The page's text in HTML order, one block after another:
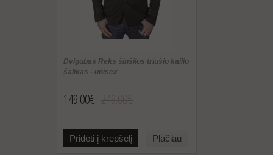
Dvigubas Reks šinšilos triušio kailio
šalikas - unisex
149.00€
Pridėti į krepšelį Plačiau